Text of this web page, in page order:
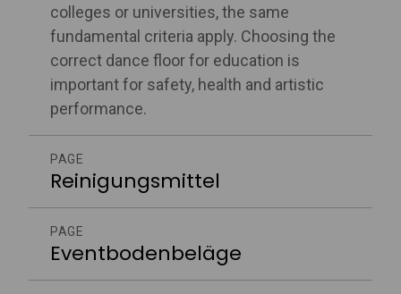
colleges or universities, the same
fundamental criteria apply. Choosing the
correct dance floor for education is
important for safety, health and artistic
performance.
PAGE
Reinigungsmittel
PAGE
Eventbodenbeläge